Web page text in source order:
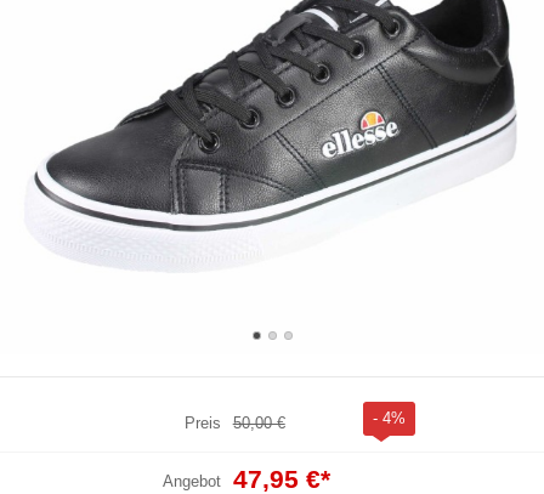
Preis 50,00 € - 4%
Angebot 47,95 €*